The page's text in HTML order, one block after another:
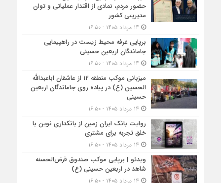
حضور مردم، نمادی از اقتدار عملیاتی و توان
مدیریتی کشور
برپایی غرفه محیط زیست در راهپیمایی
جاماندگان اربعین حسینی
میزبانی موکب منطقه ۱۲ از عاشقان اباعبدالله
الحسین (ع) در پیاده روی جاماندگان اربعین
حسینی
روایت بانک ایران زمین از بانکداری نوین با
خلق تجربه برای مشتری
ویدئو | برپایی موکب صندوق قرض‌الحسنه
شاهد در اربعین حسینی (ع)